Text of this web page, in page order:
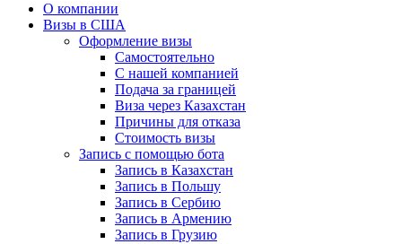
О компании
Визы в США
Оформление визы
Самостоятельно
С нашей компанией
Подача за границей
Виза через Казахстан
Причины для отказа
Стоимость визы
Запись с помощью бота
Запись в Казахстан
Запись в Польшу
Запись в Сербию
Запись в Армению
Запись в Грузию